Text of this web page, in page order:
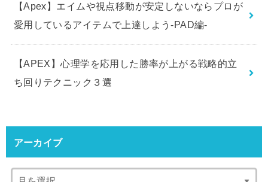
【Apex】エイムや視点移動が安定しないならプロが
愛用しているアイテムで上達しよう-PAD編-
【APEX】心理学を応用した勝率が上がる戦略的立
ち回りテクニック３選
アーカイブ